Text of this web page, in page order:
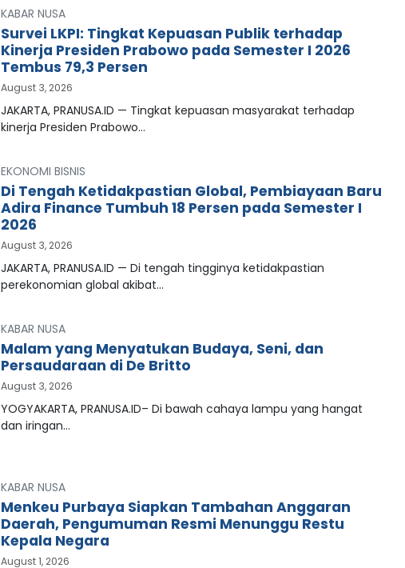
KABAR NUSA
Survei LKPI: Tingkat Kepuasan Publik terhadap
Kinerja Presiden Prabowo pada Semester I 2026
Tembus 79,3 Persen
August 3, 2026
JAKARTA, PRANUSA.ID — Tingkat kepuasan masyarakat terhadap
kinerja Presiden Prabowo…
EKONOMI BISNIS
Di Tengah Ketidakpastian Global, Pembiayaan Baru
Adira Finance Tumbuh 18 Persen pada Semester I
2026
August 3, 2026
JAKARTA, PRANUSA.ID — Di tengah tingginya ketidakpastian
perekonomian global akibat…
KABAR NUSA
Malam yang Menyatukan Budaya, Seni, dan
Persaudaraan di De Britto
August 3, 2026
YOGYAKARTA, PRANUSA.ID– Di bawah cahaya lampu yang hangat
dan iringan…
KABAR NUSA
Menkeu Purbaya Siapkan Tambahan Anggaran
Daerah, Pengumuman Resmi Menunggu Restu
Kepala Negara
August 1, 2026